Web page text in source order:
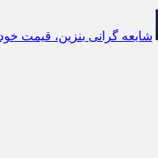
خودروهای برقی را بالا برد